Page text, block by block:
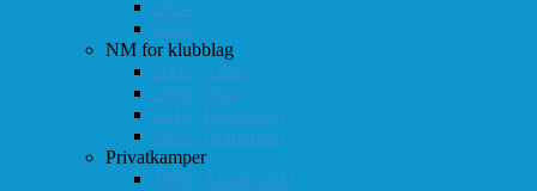
2024
2025
NM for klubblag
2003 (Asker)
2008 (Oslo)
2010 (Drammen)
2025 (Drammen)
Privatkamper
1998 (Akademisk)